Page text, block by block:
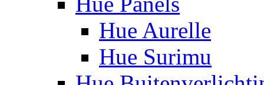
Hue Aurelle
Hue Surimu